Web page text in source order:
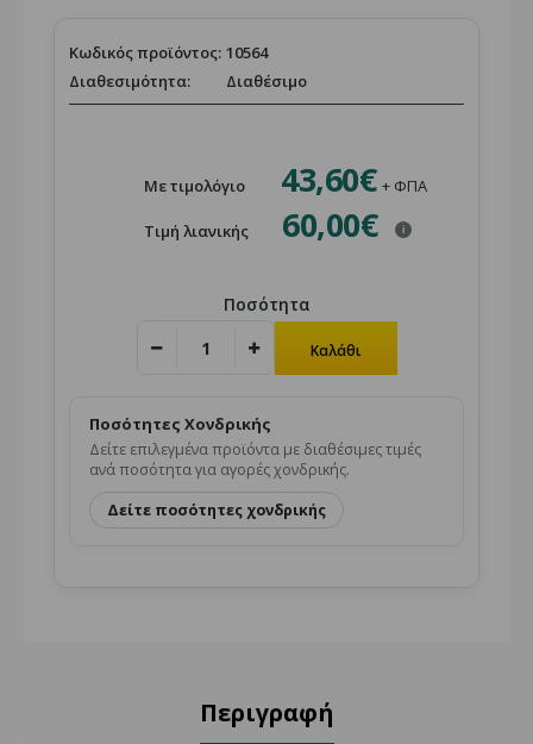
Κωδικός προϊόντος: 10564
Διαθεσιμότητα:
Διαθέσιμο
Με τιμολόγιο 43,60€ + ΦΠΑ
Τιμή λιανικής 60,00€ i
Ποσότητα
Ποσότητες Χονδρικής
Δείτε επιλεγμένα προϊόντα με διαθέσιμες τιμές
ανά ποσότητα για αγορές χονδρικής.
Δείτε ποσότητες χονδρικής
Περιγραφή